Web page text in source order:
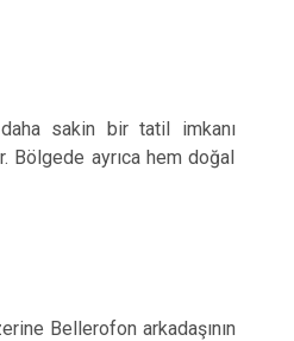
sakin bir tatil imkanı
Bölgede ayrıca hem doğal
Bellerofon arkadaşının